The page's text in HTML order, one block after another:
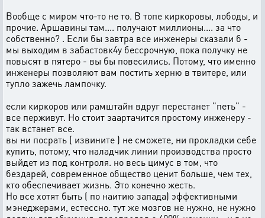
Вообще с миром что-то не то. В топе киркоровы, лободы, и
прочие. Аршавины там.... получают миллионы.... за что
собственно? . Если бы завтра все инженеры сказали б -
мы выходим в забастовк4у бессрочную, пока получку не
повысят в пятеро - вы бы повесились. Потому, что именно
инженеры позволяют вам постить херню в твитере, или
тупло зажечь лампочку.
если киркоров или рамштайн вдруг перестанет "петь" -
все перживут. Но стоит заартачится простому инженеру -
так встанет все.
вы ни посрать ( извините ) не сможете, ни прокладки себе
купить, потому, что наладчик линии производства просто
выйдет из под контроля. но весь цимус в том, что
бездарей, современное общество ценит больше, чем тех,
кто обеспечивает жизнь. Это конечно жесть.
Но все хотят быть ( по наитию запада) эффективными
мэнеджерами, естессно. тут же мозгов не нужно, не нужно